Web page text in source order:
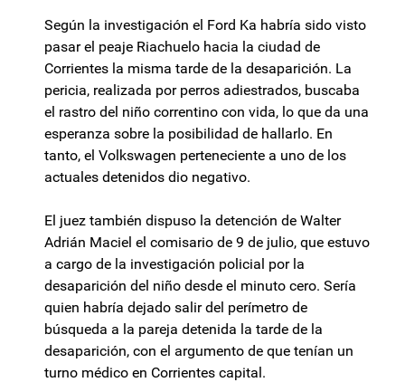
Según la investigación el Ford Ka habría sido visto
pasar el peaje Riachuelo hacia la ciudad de
Corrientes la misma tarde de la desaparición. La
pericia, realizada por perros adiestrados, buscaba
el rastro del niño correntino con vida, lo que da una
esperanza sobre la posibilidad de hallarlo. En
tanto, el Volkswagen perteneciente a uno de los
actuales detenidos dio negativo.
El juez también dispuso la detención de Walter
Adrián Maciel el comisario de 9 de julio, que estuvo
a cargo de la investigación policial por la
desaparición del niño desde el minuto cero. Sería
quien habría dejado salir del perímetro de
búsqueda a la pareja detenida la tarde de la
desaparición, con el argumento de que tenían un
turno médico en Corrientes capital.